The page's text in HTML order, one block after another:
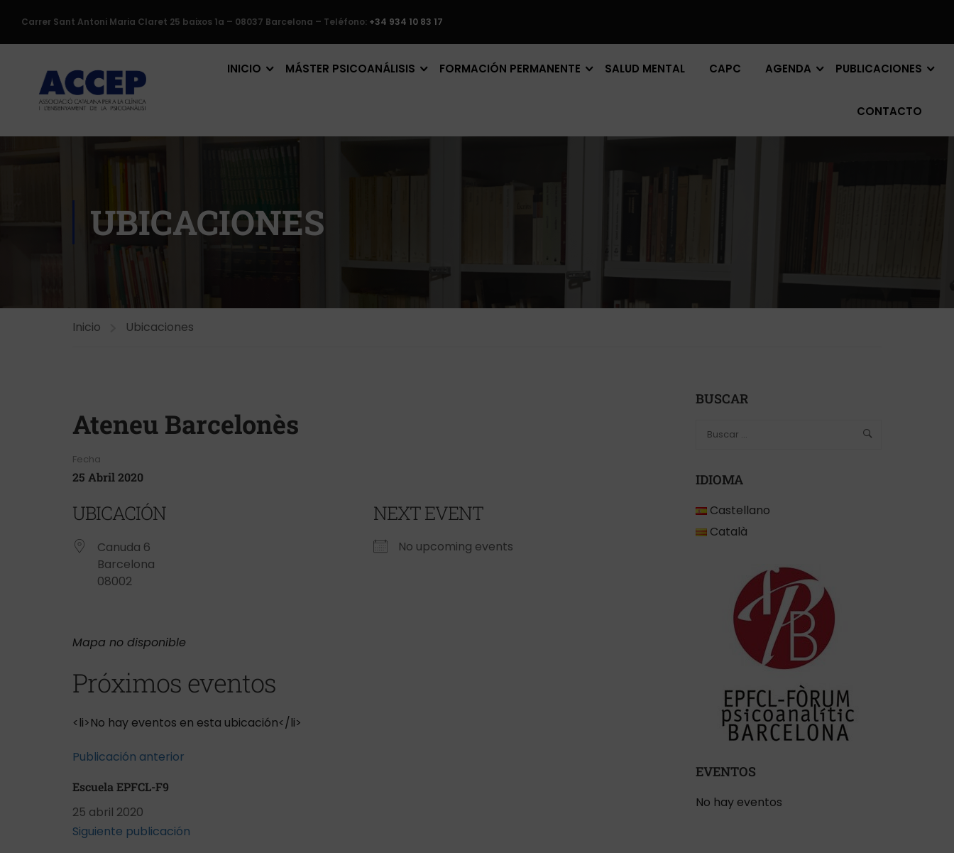
Carrer Sant Antoni Maria Claret 25 baixos 1a – 08037 Barcelona – Teléfono: +34 934 10 83 17
INICIO MÁSTER PSICOANÁLISIS FORMACIÓN PERMANENTE SALUD MENTAL CAPC AGENDA PUBLICACIONES
CONTACTO
UBICACIONES
Inicio Ubicaciones
Ateneu Barcelonès
Fecha
25 Abril 2020
UBICACIÓN
Canuda 6
Barcelona
08002
NEXT EVENT
No upcoming events
Mapa no disponible
Próximos eventos
<li>No hay eventos en esta ubicación</li>
Publicación anterior
Escuela EPFCL-F9
25 abril 2020
Siguiente publicación
BUSCAR
IDIOMA
Castellano
Català
EVENTOS
No hay eventos